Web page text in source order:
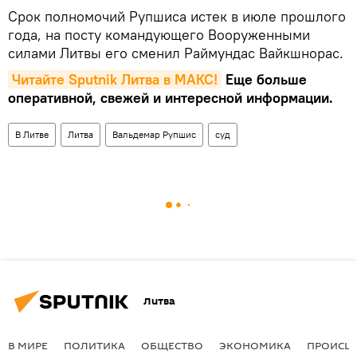
Срок полномочий Рупшиса истек в июле прошлого
года, на посту командующего Вооруженными
силами Литвы его сменил Раймундас Вайкшнорас.
Читайте Sputnik Литва в MAКС! Еще больше
оперативной, свежей и интересной информации.
В Литве Литва Вальдемар Рупшис суд
Литва
В МИРЕ ПОЛИТИКА ОБЩЕСТВО ЭКОНОМИКА